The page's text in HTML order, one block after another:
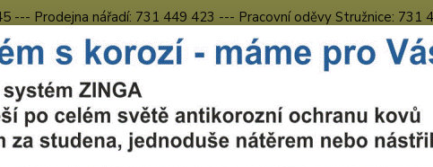
--- Prodejna nářadí: 731 449 423 --- Pracovní oděvy Stružnice: 731
podmínky Kontakty Česká Lípa
Hledat 731 449 423
8.00 hod. - 16.00 hod.